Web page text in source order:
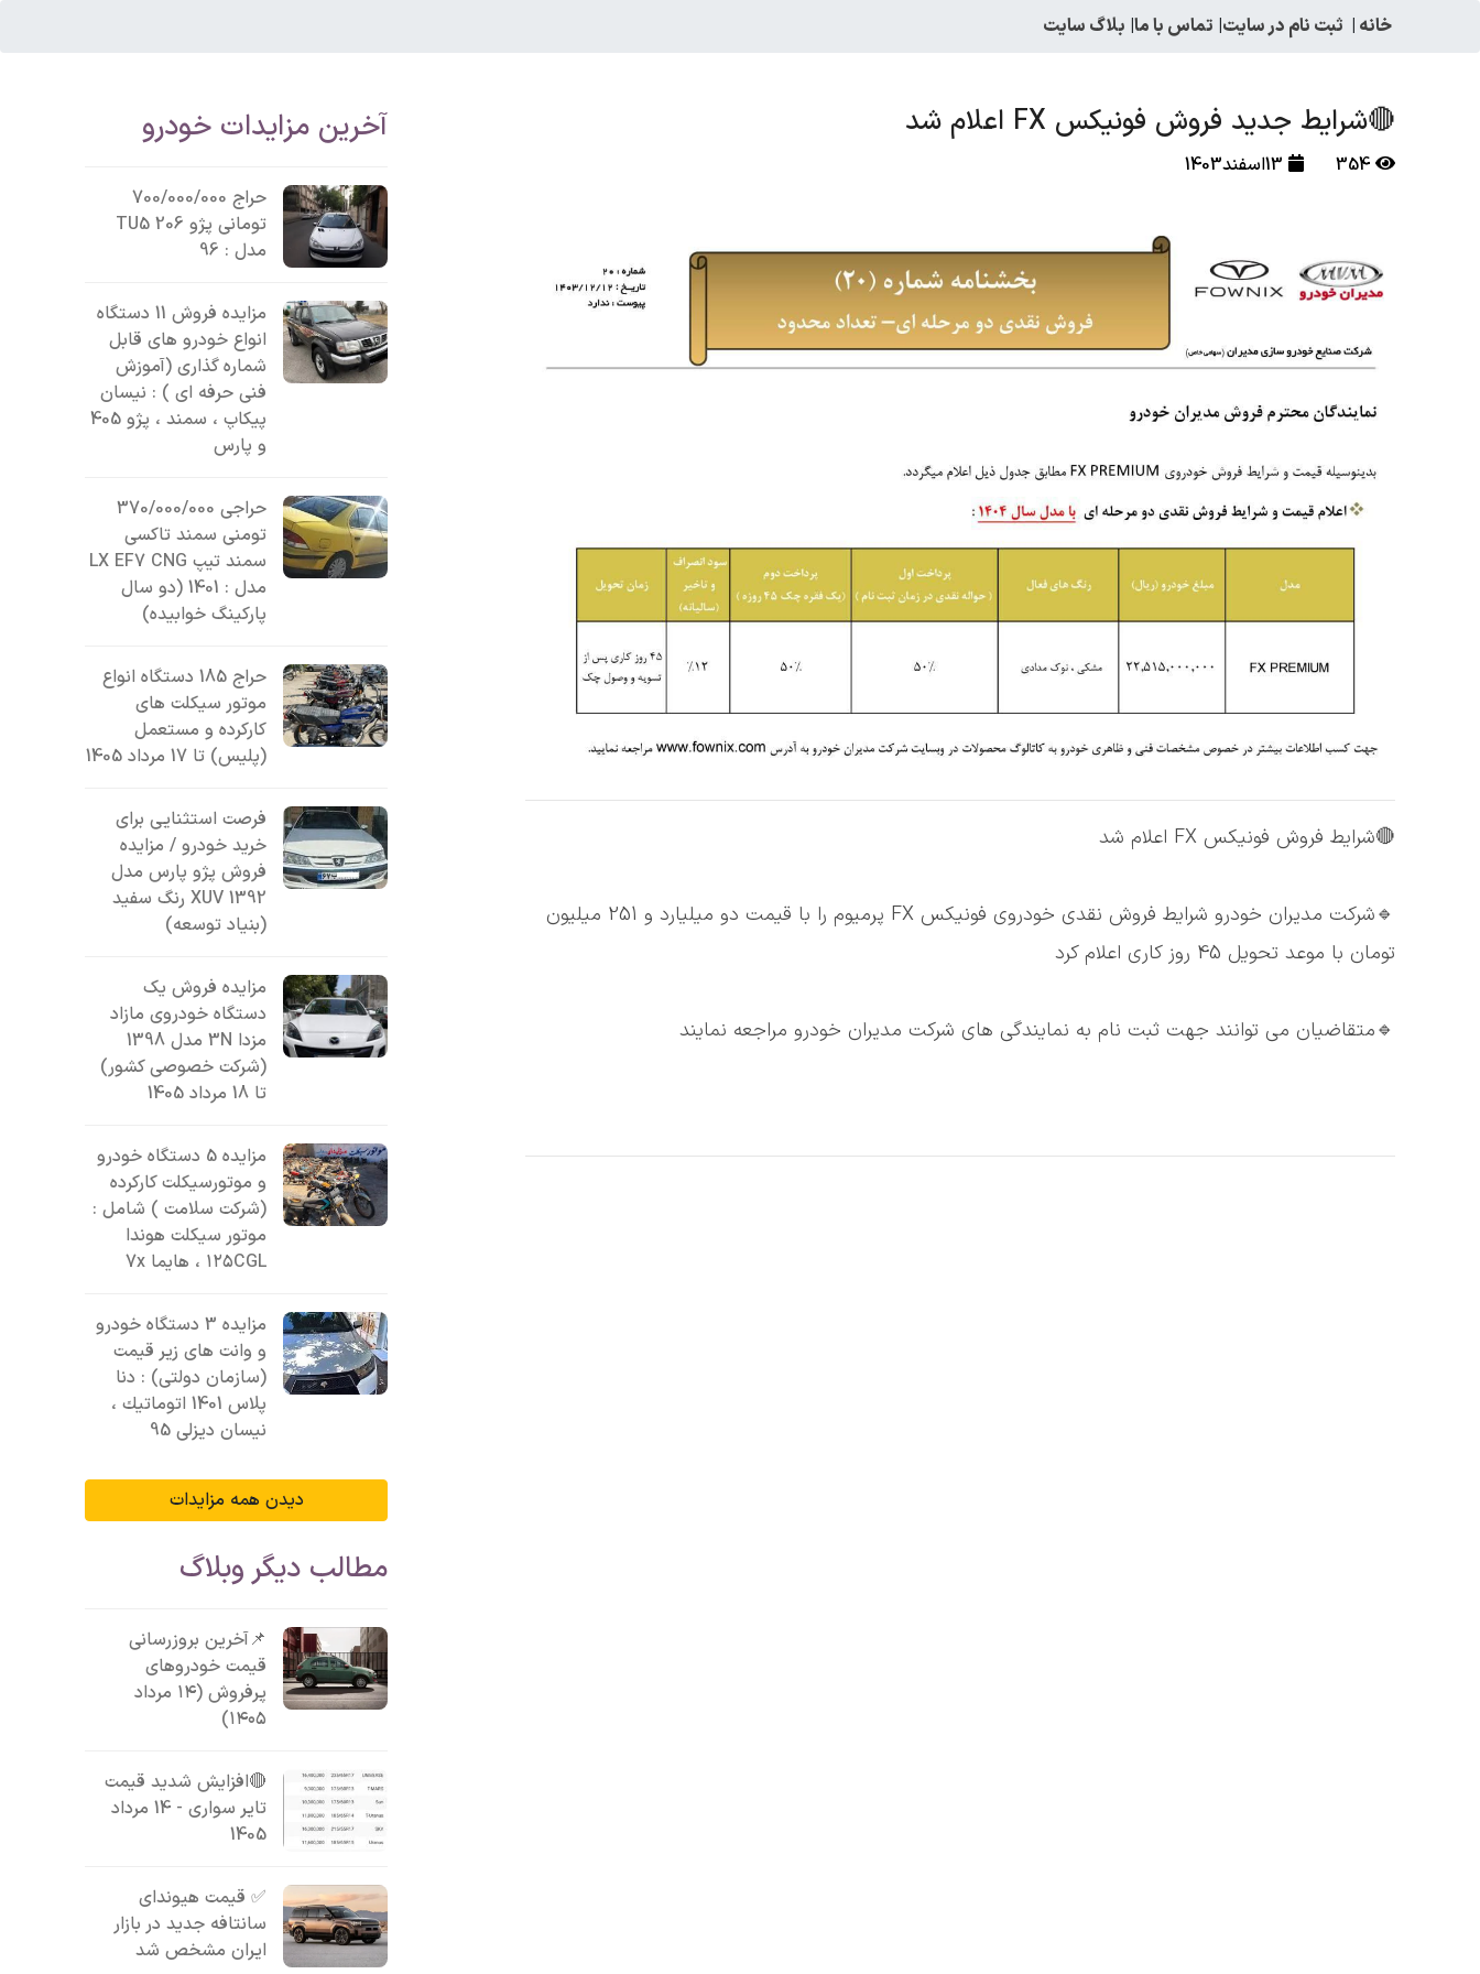
خانه | ثبت نام در سایت| تماس با ما| بلاگ سایت
🔴شرایط جدید فروش فونیکس FX اعلام شد
354 13اسفند1403
🔴شرایط فروش فونیکس FX اعلام شد
🔹شرکت مدیران خودرو شرایط فروش نقدی خودروی فونیکس FX پرمیوم را با قیمت دو میلیارد و 251 میلیون
تومان با موعد تحویل 45 روز کاری اعلام کرد
🔹متقاضیان می توانند جهت ثبت نام به نمایندگی های شرکت مدیران خودرو مراجعه نمایند
آخرین مزایدات خودرو
حراج 700/000/000
تومانی پژو 206 TU5
مدل : 96
مزایده فروش 11 دستگاه
انواع خودرو های قابل
شماره گذاری (آموزش
فنی حرفه ای ) : نیسان
پیکاپ ، سمند ، پژو 405
و پارس
حراجی 370/000/000
تومنی سمند تاکسی
سمند تیپ LX EF7 CNG
مدل : 1401 (دو سال
پارکینگ خوابیده)
حراج 185 دستگاه انواع
موتور سیکلت های
کارکرده و مستعمل
(پلیس) تا 17 مرداد 1405
فرصت استثنایی برای
خرید خودرو / مزایده
فروش پژو پارس مدل
1392 XUV رنگ سفید
(بنیاد توسعه)
مزایده فروش یک
دستگاه خودروی مازاد
مزدا 3N مدل 1398
(شرکت خصوصی کشور)
تا 18 مرداد 1405
مزایده 5 دستگاه خودرو
و موتورسیکلت کارکرده
(شرکت سلامت ) شامل :
موتور سیکلت هوندا
۱۲۵CGL ، هایما 7x
مزایده 3 دستگاه خودرو
و وانت های زیر قیمت
(سازمان دولتی) : دنا
پلاس 1401 اتوماتيك ،
نیسان دیزلی 95
دیدن همه مزایدات
مطالب دیگر وبلاگ
📌آخرین بروزرسانی
قیمت خودروهای
پرفروش (۱۴ مرداد
۱۴۰۵)
🔴افزایش شدید قیمت
تایر سواری - 14 مرداد
1405
✅ قیمت هیوندای
سانتافه جدید در بازار
ایران مشخص شد